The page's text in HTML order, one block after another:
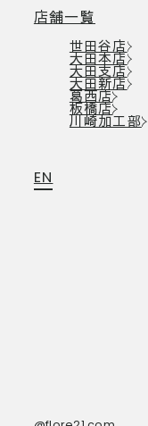
店舗一覧
世田谷店
大田本店
大田支店
大田新店
葛西店
板橋店
川崎加工部
EN